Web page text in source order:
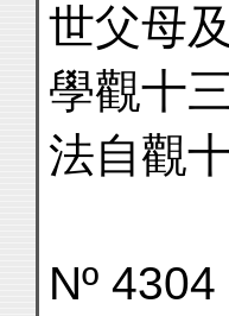
世父母
學觀十
法自觀
Nº 4304